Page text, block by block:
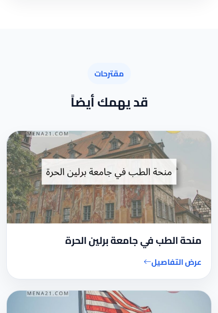
مقترحات
قد يهمك أيضاً
منحة الطب في جامعة برلين الحرة
عرض التفاصيل